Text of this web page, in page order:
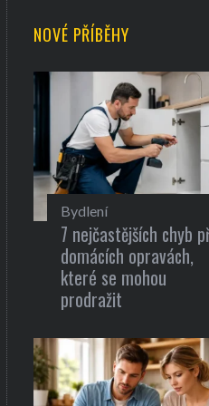
NOVÉ PŘÍBĚHY
Bydlení
7 nejčastějších chyb
domácích opravách,
které se mohou
prodražit